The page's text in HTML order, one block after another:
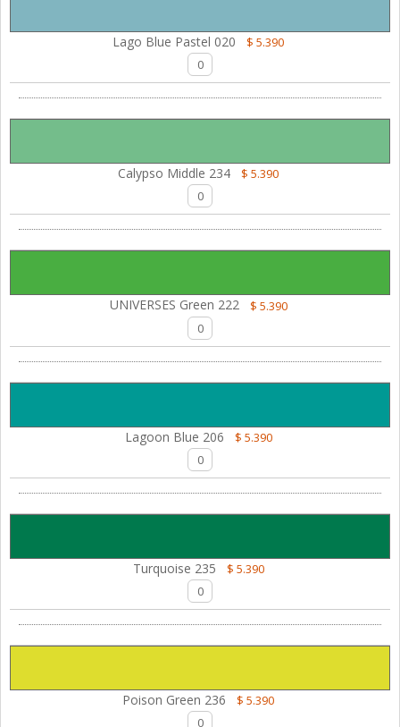
Lago Blue Pastel 020 $ 5.390
Calypso Middle 234 $ 5.390
UNIVERSES Green 222 $ 5.390
Lagoon Blue 206 $ 5.390
Turquoise 235 $ 5.390
Poison Green 236 $ 5.390